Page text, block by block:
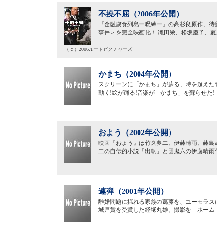
不撓不屈（2006年公開）
『金融腐食列島ー呪縛ー』の高杉良原作、
事件＞を完全映画化！ 滝田栄、松坂慶子、
（ｃ）2006ルートピクチャーズ
かまち（2004年公開）
スクリーンに「かまち」が蘇る、時を超え
動く!絵が踊る!音楽が「かまち」を蘇らせた!
およう（2002年公開）
映画『およう』は竹久夢二、伊藤晴雨、藤
二の自伝的小説「出帆」と団鬼六の伊藤晴
連弾（2001年公開）
離婚問題に揺れる家族の葛藤を、ユーモラ
城戸賞を受賞した経塚丸雄。撮影を「ホー